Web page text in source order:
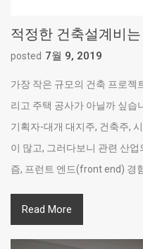
적정한 건축설계비
posted 7월 9, 2019
가장 작은 규모의 건축 프로젝
리고 주택 공사가 아닐까 싶습
기획자-대개 대지주, 건축주,
이 많고, 그러다보니 관련 산
즘, 프런트 엔드(front end) 경
Read More